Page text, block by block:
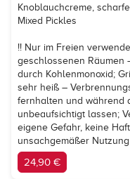
Knoblauchcreme,
Mixed Pickles
!! Nur im Freien
geschlossenen Räumen
durch Kohlenmonoxid;
sehr heiß –
fernhalten und während
unbeaufsichtigt lassen;
eigene Gefahr, keine
unsachgemäßer Nutzung
24,90 €